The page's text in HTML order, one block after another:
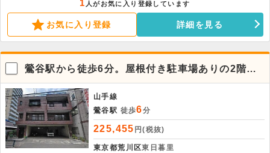
1 人がお気に入り登録しています
お気に入り登録 詳細を見る
鶯谷駅から徒歩6分。屋根付き駐車場ありの2階物
件
山手線
鶯谷駅 徒歩6分
225,455 円(税抜)
東京都荒川区東日暮里